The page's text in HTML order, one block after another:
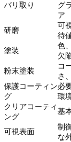
バリ取り
グ
ア
研磨
可
待
塗装
色
欠
粉末塗装
コ
さ
保護コーティン
グ
必
環
クリアコーティ
ング
基
可視表面
制
な